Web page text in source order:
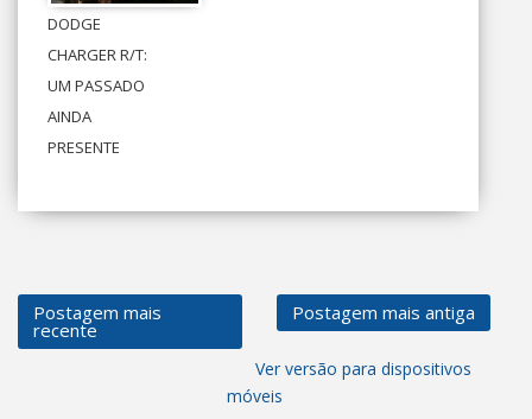
DODGE
CHARGER R/T:
UM PASSADO
AINDA
PRESENTE
Postagem mais
recente
Postagem mais antiga
Ver versão para dispositivos
móveis